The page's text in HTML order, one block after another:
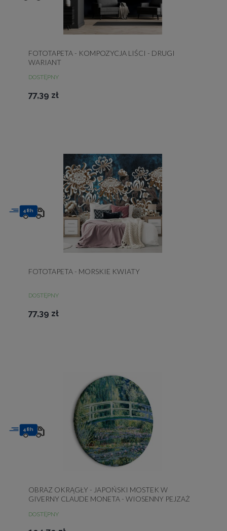
FOTOTAPETA - KOMPOZYCJA LIŚCI - DRUGI
WARIANT
DOSTĘPNY
77,39 zł
FOTOTAPETA - MORSKIE KWIATY
DOSTĘPNY
77,39 zł
48h
OBRAZ OKRĄGŁY - JAPOŃSKI MOSTEK W
GIVERNY CLAUDE MONETA - WIOSENNY PEJZAŻ
DOSTĘPNY
48h